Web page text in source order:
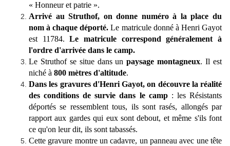
« Honneur et patrie ».
Arrivé au Struthof, on donne numéro à la place du
nom à chaque déporté. Le matricule donné à Henri Gayot
est 11784.Le matricule correspond généralement à
l'ordre d'arrivée dans le camp.
Le Struthof se situe dans unpaysage montagneux. Il est
niché à 800 mètres d'altitude.
Dans les gravures d'Henri Gayot, on découvre la réalité
des conditions de survie dans le camp: les Résistants
déportés se ressemblent tous, ils sont rasés, allongés par
rapport aux gardes qui eux sont debout, et même s'ils font
ce qu'on leur dit, ils sont tabassés.
Cette gravure montre un cadavre, un panneau avec une tête